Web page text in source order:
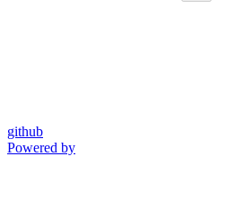
github
Powered by